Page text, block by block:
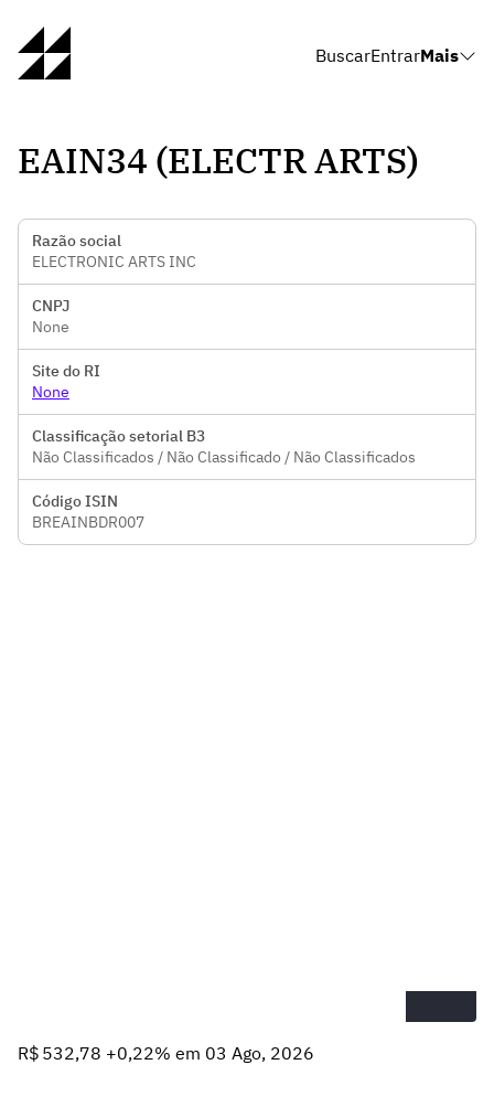
BuscarEntrarMais
EAIN34 (ELECTR ARTS)
Razão social
ELECTRONIC ARTS INC
CNPJ
None
Site do RI
None
Classificação setorial B3
Não Classificados / Não Classificado / Não Classificados
Código ISIN
BREAINBDR007
R$ 532,78 +0,22% em 03 Ago, 2026